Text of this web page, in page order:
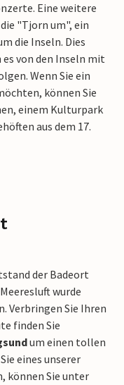
Eine weitere
"Tjorn um", ein
die Inseln. Dies
es von den Inseln mit
Wenn Sie ein
können Sie
einem Kulturpark
aus dem 17.
der Badeort
wurde
Verbringen Sie Ihren
finden Sie
um einen tollen
eines unserer
können Sie unter